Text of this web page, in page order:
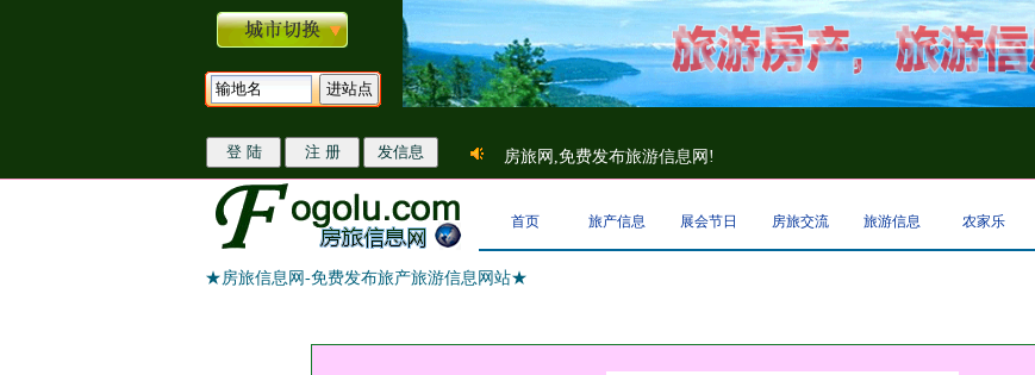
房旅网,免费发布旅游信息网!
首页 旅产信息 展会节日 房旅交流 旅游信息 农家乐
★房旅信息网-免费发布旅产旅游信息网站★